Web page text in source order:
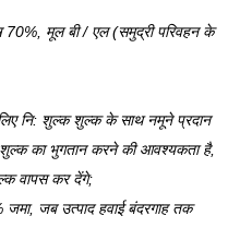
मूल बी / एल (समुद्री परिवहन के
नि: शुल्क शुल्क के साथ नमूने प्रदान
का भुगतान करने की आवश्यकता है,
वापस कर देंगे;
जब उत्पाद हवाई बंदरगाह तक